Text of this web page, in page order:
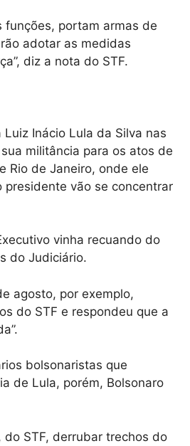
funções, portam armas de
adotar as medidas
diz a nota do STF.
Inácio Lula da Silva nas
militância para os atos de
Rio de Janeiro, onde ele
vão se concentrar
vinha recuando do
do Judiciário.
agosto, por exemplo,
do STF e respondeu que a
bolsonaristas que
de Lula, porém, Bolsonaro
do STF, derrubar trechos do